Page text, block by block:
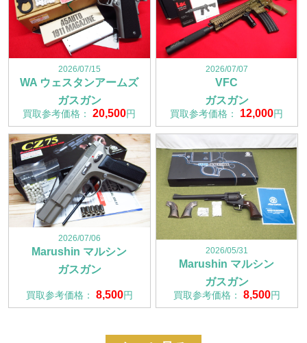
2026/07/15
WA ウェスタンアームズ
ガスガン
買取参考価格：20,500円
2026/07/07
VFC
ガスガン
買取参考価格： 12,000円
2026/07/06
Marushin マルシン
ガスガン
買取参考価格： 8,500円
2026/05/31
Marushin マルシン
ガスガン
買取参考価格： 8,500円